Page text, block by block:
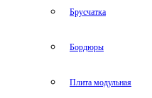
Брусчатка
Бордюры
Плита модульная